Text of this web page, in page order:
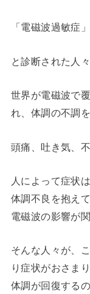
「電磁波過敏症」
と診断された人々
世界が電磁波で
れ、体調の不調
頭痛、吐き気、
人によって症状
体調不良を抱え
電磁波の影響が
そんな人々が、
り症状がおさまり
体調が回復するの